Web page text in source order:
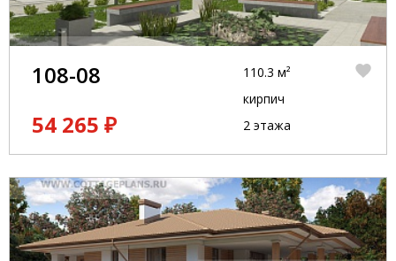
108-08
54 265 ₽
110.3 м²
кирпич
2 этажа